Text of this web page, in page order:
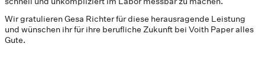
Wir gratulieren Gesa Richter für diese herausragende Leistung
und wünschen ihr für ihre berufliche Zukunft bei Voith Paper alles
Gute.